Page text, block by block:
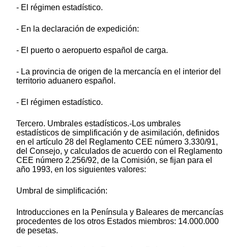
- El régimen estadístico.
- En la declaración de expedición:
- El puerto o aeropuerto español de carga.
- La provincia de origen de la mercancía en el interior del
territorio aduanero español.
- El régimen estadístico.
Tercero. Umbrales estadísticos.-Los umbrales
estadísticos de simplificación y de asimilación, definidos
en el artículo 28 del Reglamento CEE número 3.330/91,
del Consejo, y calculados de acuerdo con el Reglamento
CEE número 2.256/92, de la Comisión, se fijan para el
año 1993, en los siguientes valores:
Umbral de simplificación:
Introducciones en la Península y Baleares de mercancías
procedentes de los otros Estados miembros: 14.000.000
de pesetas.